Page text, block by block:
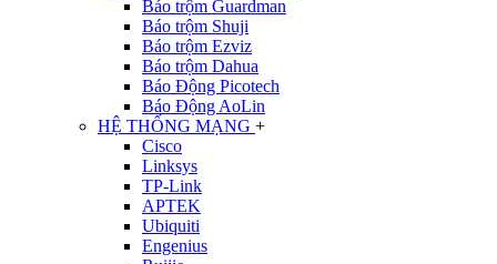
Báo trộm Guardman
Báo trộm Shuji
Báo trộm Ezviz
Báo trộm Dahua
Báo Động Picotech
Báo Động AoLin
HỆ THỐNG MẠNG +
Cisco
Linksys
TP-Link
APTEK
Ubiquiti
Engenius